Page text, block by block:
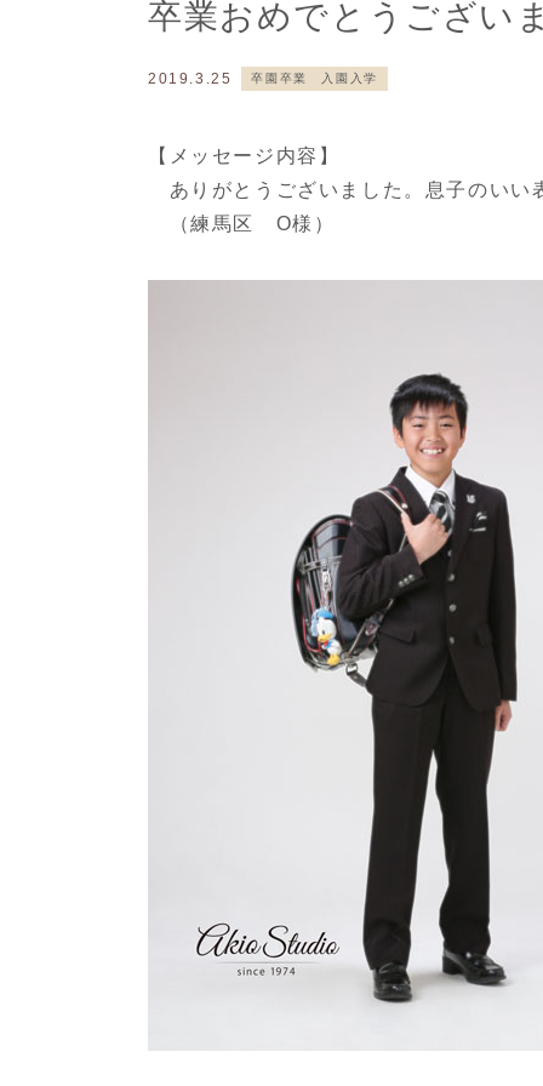
卒業おめでとうござい
2019.3.25 卒園卒業 入園入学
【メッセージ内容】
ありがとうございました。息子のいい
（練馬区 O様）